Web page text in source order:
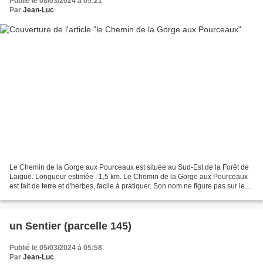
Par Jean-Luc
Le Chemin de la Gorge aux Pourceaux est située au Sud-Est de la Forêt de
Laigue. Longueur estimée : 1,5 km. Le Chemin de la Gorge aux Pourceaux
est fait de terre et d'herbes, facile à pratiquer. Son nom ne figure pas sur les
un Sentier (parcelle 145)
Publié le 05/03/2024 à 05:58
Par Jean-Luc